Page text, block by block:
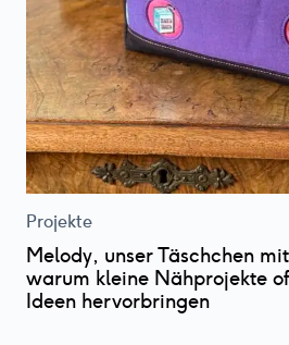
Projekte
Melody, unser Täschchen
warum kleine Nähprojekte
Ideen hervorbringen